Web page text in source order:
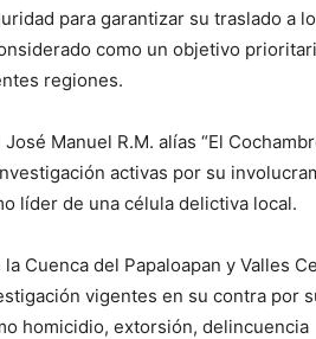
para garantizar su traslado a
como un objetivo
regiones.
Manuel R.M. alías “El
activas por su
líder de una célula delictiva local.
Cuenca del Papaloapan y Valles
vigentes en su contra por
homicidio, extorsión, delincuencia